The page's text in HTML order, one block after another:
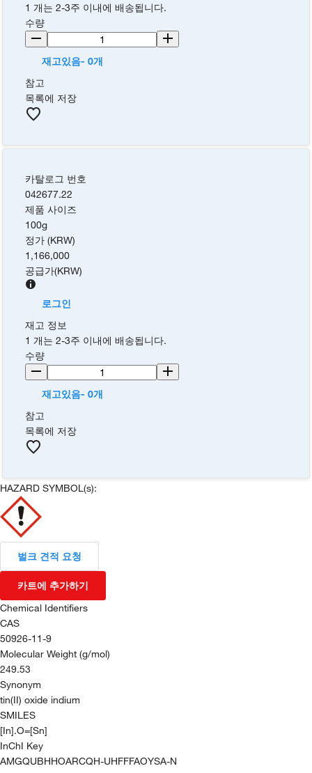
1 개는 2-3주 이내에 배송됩니다.
수량
재고있음- 0개
참고
목록에 저장
카탈로그 번호
042677.22
제품 사이즈
100g
정가 (KRW)
1,166,000
공급가(KRW)
로그인
재고 정보
1 개는 2-3주 이내에 배송됩니다.
수량
재고있음- 0개
참고
목록에 저장
HAZARD SYMBOL(s):
벌크 견적 요청
카트에 추가하기
Chemical Identifiers
CAS
50926-11-9
Molecular Weight (g/mol)
249.53
Synonym
tin(II) oxide indium
SMILES
[In].O=[Sn]
InChI Key
AMGQUBHHOARCQH-UHFFFAOYSA-N